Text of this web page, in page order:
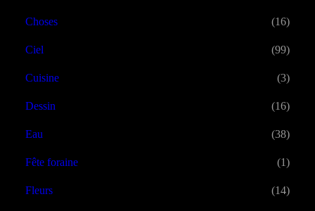
Choses (16)
Ciel (99)
Cuisine (3)
Dessin (16)
Eau (38)
Fête foraine (1)
Fleurs (14)